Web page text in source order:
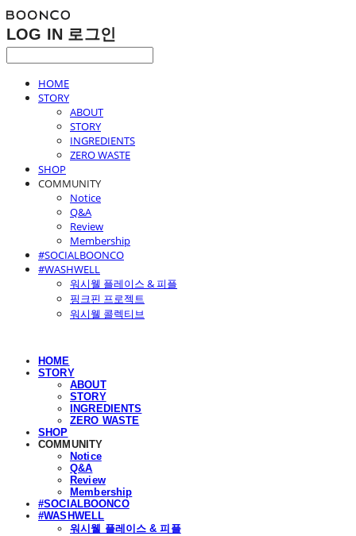
LOG IN 로그인
HOME
STORY
ABOUT
STORY
INGREDIENTS
ZERO WASTE
SHOP
COMMUNITY
Notice
Q&A
Review
Membership
#SOCIALBOONCO
#WASHWELL
워시웰 플레이스 & 피플
핑크핀 프로젝트
워시웰 콜렉티브
HOME
STORY
ABOUT
STORY
INGREDIENTS
ZERO WASTE
SHOP
COMMUNITY
Notice
Q&A
Review
Membership
#SOCIALBOONCO
#WASHWELL
워시웰 플레이스 & 피플